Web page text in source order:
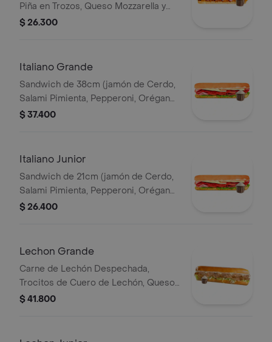
Piña en Trozos, Queso Mozzarella y
Mayonesa).
$ 26.300
Italiano Grande
Sandwich de 38cm (jamón de Cerdo,
Salami Pimienta, Pepperoni, Orégano,
Queso Parmesano, Queso Mozzarella,
$ 37.400
Italiano Junior
Sandwich de 21cm (jamón de Cerdo,
Salami Pimienta, Pepperoni, Orégano,
Queso Parmesano, Queso Mozzarella,
$ 26.400
Lechon Grande
Carne de Lechón Despechada,
Trocitos de Cuero de Lechón, Queso
Mozzarella, Lechuga y Salsa de Ajo
$ 41.800